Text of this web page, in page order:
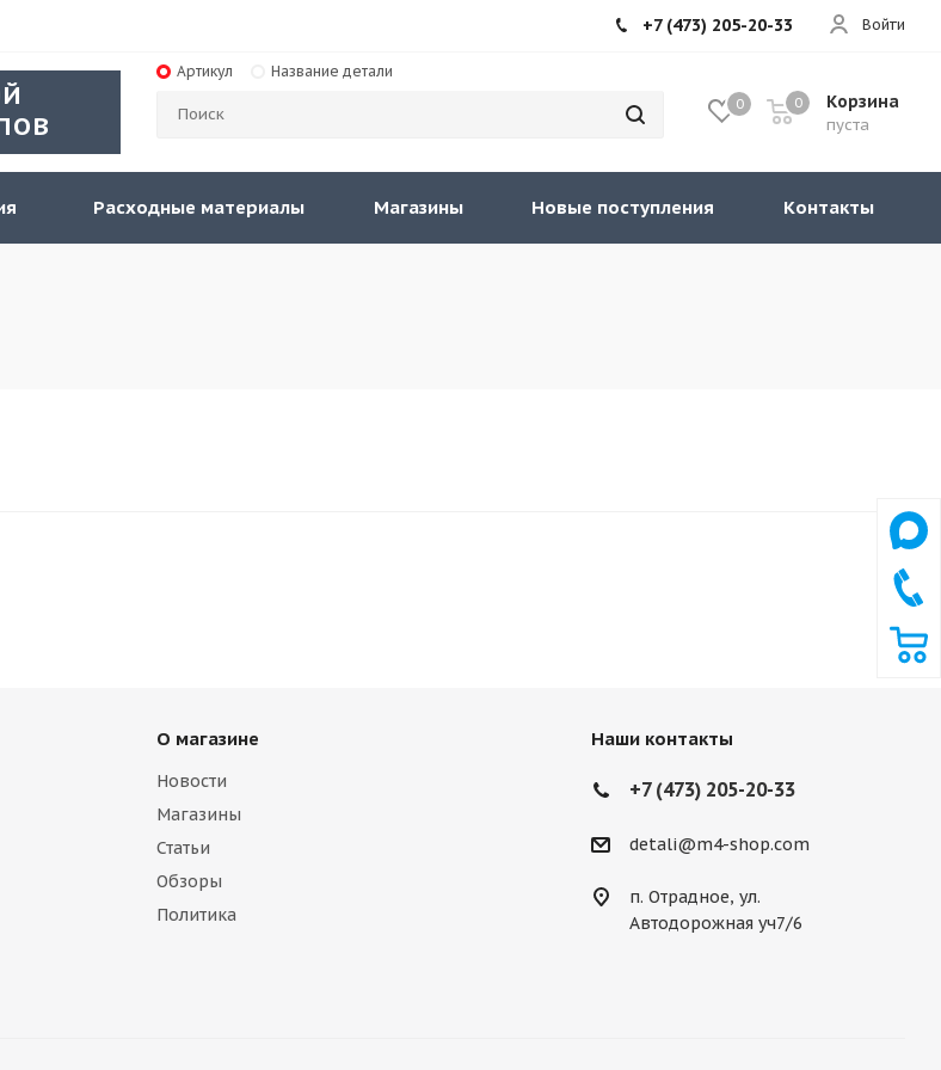
Войти
+7 (473) 205-20-33
Артикул Название детали
0 Корзина
пуста
0
Расходные материалы Магазины Новые поступления Контакты
О магазине
Новости
Магазины
Статьи
Обзоры
Политика
Наши контакты
+7 (473) 205-20-33
detali@m4-shop.com
п. Отрадное, ул.
Автодорожная уч7/6